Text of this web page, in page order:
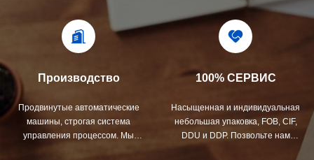
профессиональную
лабораторию.
разработать продукты, которые
вам нужны.
Производство
Продвинутые автоматические
машины, строгая система
управления процессом. Мы
100% СЕРВИС
Насыщенная и индивидуальная
небольшая упаковка, FOB, CIF,
DDU и DDP. Позвольте нам